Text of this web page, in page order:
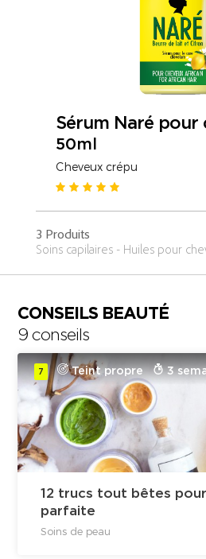
Sérum Naré pour
50ml
Cheveux crépu
3 Produits
Soins capilaires - Huiles pour
CONSEILS BEAUTÉ
9 conseils
7 Teint propre 3
12 trucs tout bêtes
parfaite
Soins de peau